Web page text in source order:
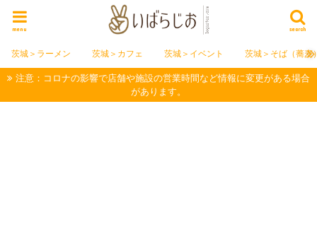
search
menu
茨城＞ラーメン 茨城＞カフェ 茨城＞イベント 茨城＞そば（蕎麦
注意：コロナの影響で店舗や施設の営業時間など情報に変更がある場合
があります。